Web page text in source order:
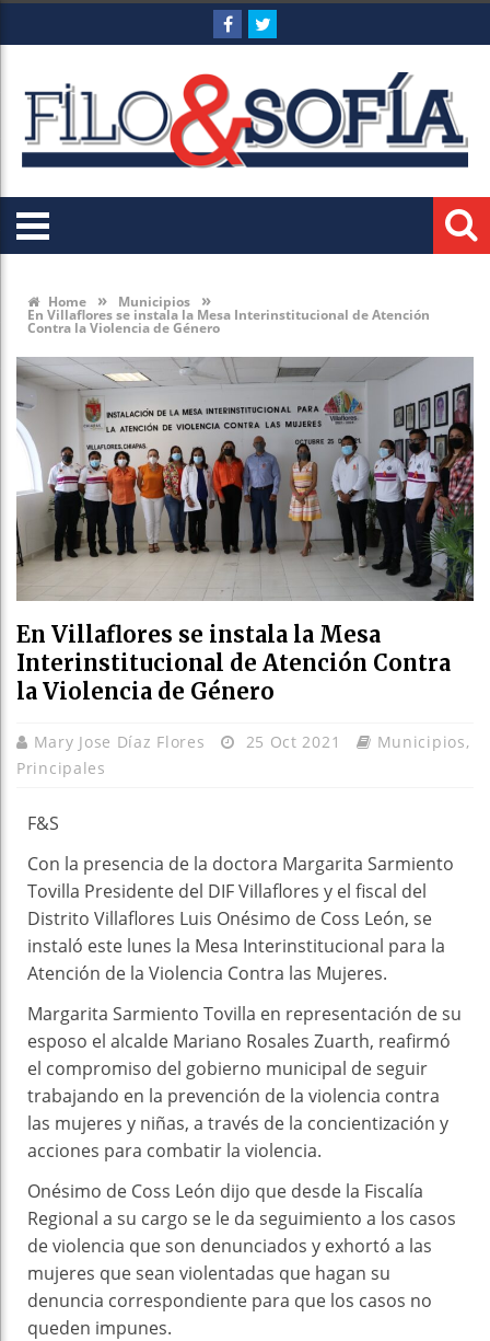
Home » Municipios »
En Villaflores se instala la Mesa Interinstitucional de Atención
Contra la Violencia de Género
En Villaflores se instala la Mesa
Interinstitucional de Atención Contra
la Violencia de Género
Mary Jose Díaz Flores 25 Oct 2021 Municipios,
Principales
F&S
Con la presencia de la doctora Margarita Sarmiento
Tovilla Presidente del DIF Villaflores y el fiscal del
Distrito Villaflores Luis Onésimo de Coss León, se
instaló este lunes la Mesa Interinstitucional para la
Atención de la Violencia Contra las Mujeres.
Margarita Sarmiento Tovilla en representación de su
esposo el alcalde Mariano Rosales Zuarth, reafirmó
el compromiso del gobierno municipal de seguir
trabajando en la prevención de la violencia contra
las mujeres y niñas, a través de la concientización y
acciones para combatir la violencia.
Onésimo de Coss León dijo que desde la Fiscalía
Regional a su cargo se le da seguimiento a los casos
de violencia que son denunciados y exhortó a las
mujeres que sean violentadas que hagan su
denuncia correspondiente para que los casos no
queden impunes.